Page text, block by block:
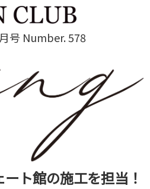
号 Number. 578
ート館の施工を担当！